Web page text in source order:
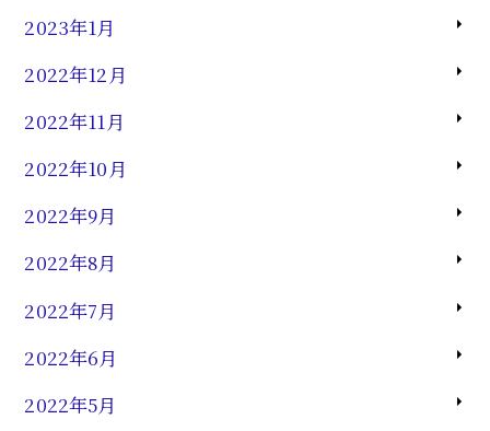
2023年1月
2022年12月
2022年11月
2022年10月
2022年9月
2022年8月
2022年7月
2022年6月
2022年5月